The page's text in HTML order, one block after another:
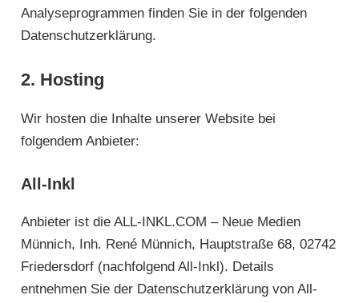
Analyseprogrammen finden Sie in der folgenden
Datenschutzerklärung.
2. Hosting
Wir hosten die Inhalte unserer Website bei
folgendem Anbieter:
All-Inkl
Anbieter ist die ALL-INKL.COM – Neue Medien
Münnich, Inh. René Münnich, Hauptstraße 68, 02742
Friedersdorf (nachfolgend All-Inkl). Details
entnehmen Sie der Datenschutzerklärung von All-